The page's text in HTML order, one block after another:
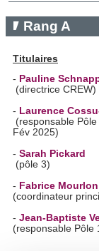
Rang A
Titulaires
- Pauline
(directrice CREW)
- Laurence
(responsable
Fév 2025)
- Sarah Pickard
(pôle 3)
- Fabrice Mourlon
(coordinateur
- Jean-Baptiste
(responsable Pôle